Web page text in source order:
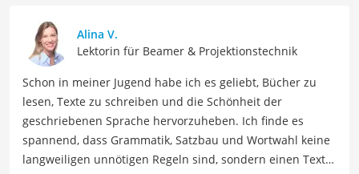
detaillierte Produktvergleiche, Kaufberatungen und
technische Analysen, um Verbrauchern dabei zu helfen,
sowohl informierte Entscheidungen zu treffen als auch
die besten elektronischen Lösungen für ihre Bedürfnisse
zu finden.
Der Akku-Beamer-Vergleich ist aus unserer Sicht
besonders empfehlenswert fürMobile Präsentierende.
Alina V.
Lektorin für Beamer & Projektionstechnik
Schon in meiner Jugend habe ich es geliebt, Bücher zu
lesen, Texte zu schreiben und die Schönheit der
geschriebenen Sprache hervorzuheben. Ich finde es
spannend, dass Grammatik, Satzbau und Wortwahl keine
langweiligen unnötigen Regeln sind, sondern einen Text